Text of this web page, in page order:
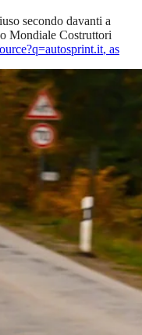
secondo davanti a
Mondiale Costruttori
, as